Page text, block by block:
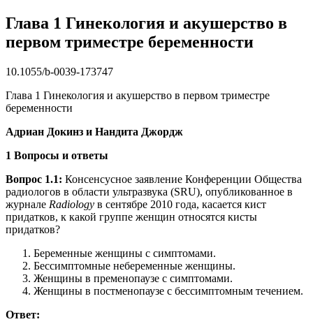
Глава 1 Гинекология и акушерство в
первом триместре беременности
10.1055/b-0039-173747
Глава 1 Гинекология и акушерство в первом триместре
беременности
Адриан Докинз и Нандита Джордж
1 Вопросы и ответы
Вопрос 1.1: Консенсусное заявление Конференции Общества
радиологов в области ультразвука (SRU), опубликованное в
журнале Radiology в сентябре 2010 года, касается кист
придатков, к какой группе женщин относятся кисты
придатков?
Беременные женщины с симптомами.
Бессимптомные небеременные женщины.
Женщины в пременопаузе с симптомами.
Женщины в постменопаузе с бессимптомным течением.
Ответ: